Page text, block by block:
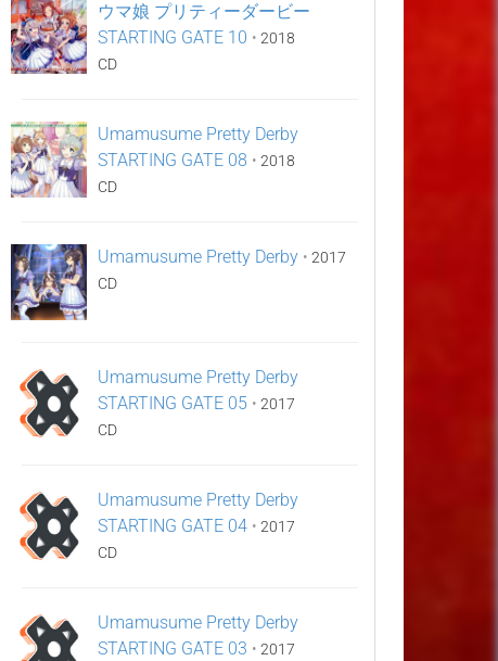
ウマ娘 プリティーダービー
STARTING GATE 10 • 2018
CD
Umamusume Pretty Derby
STARTING GATE 08 • 2018
CD
Umamusume Pretty Derby • 2017
CD
Umamusume Pretty Derby
STARTING GATE 05 • 2017
CD
Umamusume Pretty Derby
STARTING GATE 04 • 2017
CD
Umamusume Pretty Derby
STARTING GATE 03 • 2017